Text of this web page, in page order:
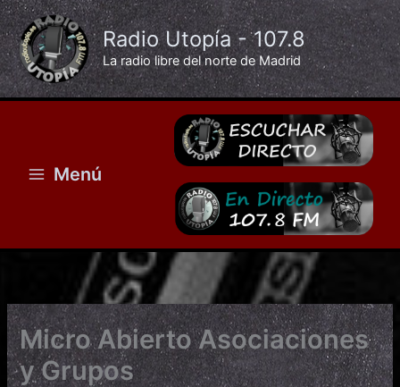
Ir
al
contenido
Radio Utopía - 107.8
La radio libre del norte de Madrid
Menú
Micro Abierto Asociaciones
y Grupos